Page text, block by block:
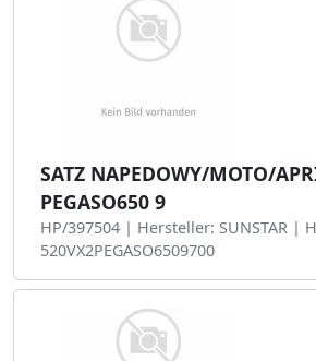
SATZ NAPEDOWY/MOTO/
PEGASO650 9
HP/397504 | Hersteller: SUNSTAR |
520VX2PEGASO6509700